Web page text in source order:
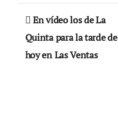
Navegación
de
entradas
En vídeo los de La
Quinta para la tarde de
hoy en Las Ventas